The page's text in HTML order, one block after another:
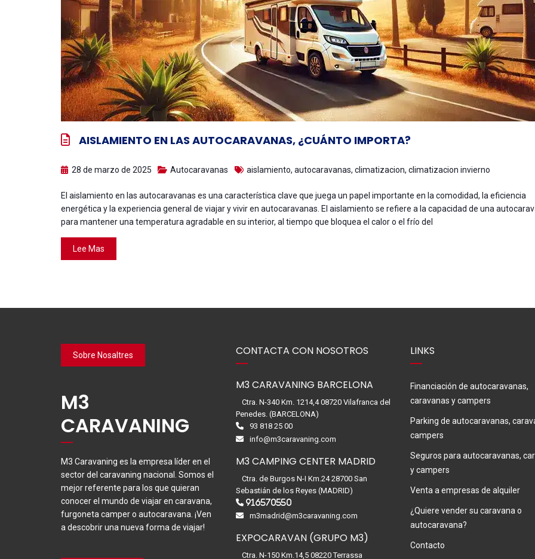
AISLAMIENTO EN LAS AUTOCARAVANAS, ¿CUÁNTO IMPORTA?
28 de marzo de 2025 Autocaravanas aislamiento, autocaravanas, climatizacion, climatizacion invierno
El aislamiento en las autocaravanas es una característica clave que juega un papel importante en la comodidad, la eficiencia
energética y la experiencia general de viajar y vivir en autocaravanas. El aislamiento se refiere a la capacidad de una
para mantener una temperatura agradable en su interior, al tiempo que bloquea el calor o el frío del
Lee Mas
Sobre Nosaltres
M3
CARAVANING
M3 Caravaning es la empresa líder en el
sector del caravaning nacional. Somos el
mejor referente para los que quieran
conocer el mundo de viajar en caravana,
furgoneta camper o autocaravana. ¡Ven
a descobrir una nueva forma de viajar!
CONTACTA CON NOSOTROS
M3 CARAVANING BARCELONA
Ctra. N-340 Km. 1214,4 08720 Vilafranca del
Penedes. (BARCELONA)
93 818 25 00
info@m3caravaning.com
M3 CAMPING CENTER MADRID
Ctra. de Burgos N-I Km.24 28700 San
Sebastián de los Reyes (MADRID)
916570550
m3madrid@m3caravaning.com
EXPOCARAVAN (GRUPO M3)
Ctra. N-150 Km.14,5 08220 Terrassa
LINKS
Financiación de autocaravanas,
caravanas y campers
Parking de autocaravanas,
campers
Seguros para autocaravanas,
y campers
Venta a empresas de alquiler
¿Quiere vender su caravana o
autocaravana?
Contacto